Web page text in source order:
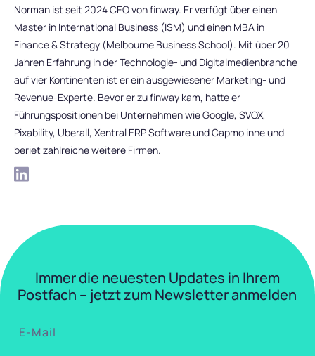
Norman ist seit 2024 CEO von finway. Er verfügt über einen
Master in International Business (ISM) und einen MBA in
Finance & Strategy (Melbourne Business School). Mit über 20
Jahren Erfahrung in der Technologie- und Digitalmedienbranche
auf vier Kontinenten ist er ein ausgewiesener Marketing- und
Revenue-Experte. Bevor er zu finway kam, hatte er
Führungspositionen bei Unternehmen wie Google, SVOX,
Pixability, Uberall, Xentral ERP Software und Capmo inne und
beriet zahlreiche weitere Firmen.
Immer die neuesten Updates in Ihrem
Postfach – jetzt zum Newsletter anmelden
E-MAIL